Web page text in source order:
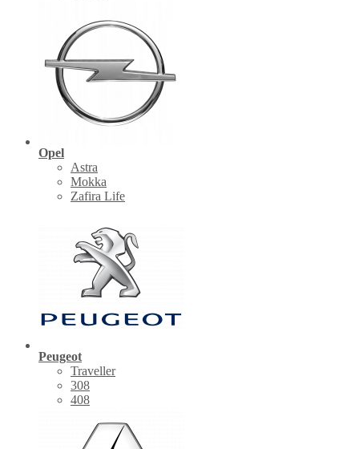
Opel
Astra
Mokka
Zafira Life
Peugeot
Traveller
308
408